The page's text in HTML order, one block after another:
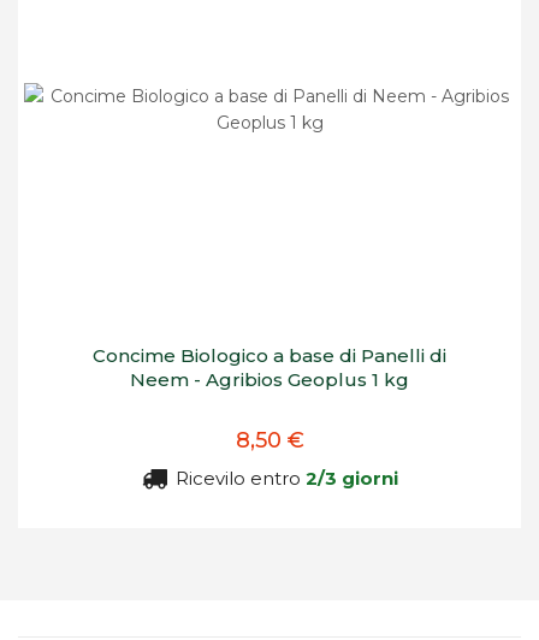
Concime Biologico a base di Panelli di
Neem - Agribios Geoplus 1 kg
8,50 €
Ricevilo entro 2/3 giorni